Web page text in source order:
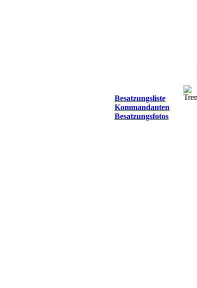
Besatzungsliste
Kommandanten
Besatzungsfotos